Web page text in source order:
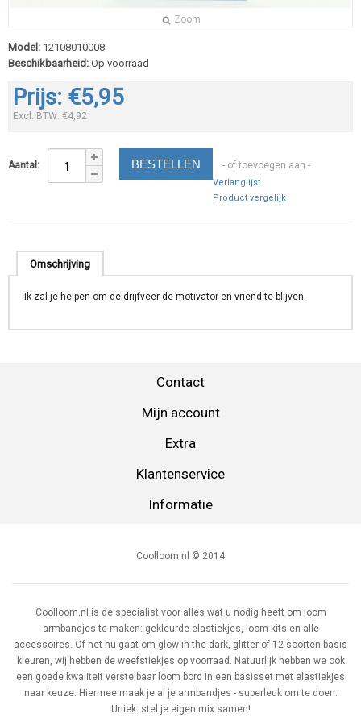
Zoom
Model: 12108010008
Beschikbaarheid: Op voorraad
Prijs: €5,95
Excl. BTW: €4,92
Aantal: - of toevoegen aan -
Verlanglijst
Product vergelijk
Omschrijving
Ik zal je helpen om de drijfveer de motivator en vriend te blijven.
Contact
Mijn account
Extra
Klantenservice
Informatie
Coolloom.nl © 2014
Coolloom.nl is de specialist voor alles wat u nodig heeft om loom
armbandjes te maken: gekleurde elastiekjes, loom kits en alle
accessoires. Of het nu gaat om glow in the dark, glitter of 12 soorten basis
kleuren, wij hebben de weefstiekjes op voorraad. Natuurlijk hebben we ook
een goede kwaliteit verstelbaar loom bord in een basisset met elastiekjes
naar keuze. Hiermee maak je al je armbandjes - superleuk om te doen.
Uniek: stel je eigen mix samen!